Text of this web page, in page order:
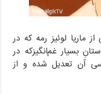
ماریا لوئیز رمه که در
بسیار غم‌انگیزکه در
آن تعدیل شده و از